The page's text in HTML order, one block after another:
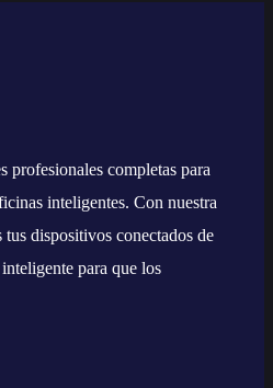
profesionales completas para
inteligentes. Con nuestra
dispositivos conectados de
para que los